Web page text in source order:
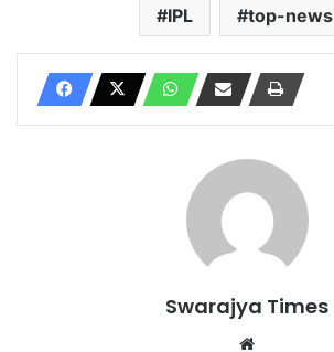
IPL top-news
Swarajya Times